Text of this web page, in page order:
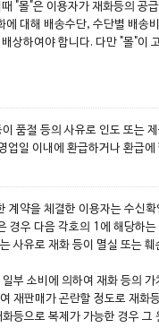
"몰"은 이용자가 재화등의 공
에 대해 배송수단, 수단별 배
상하여야 합니다. 다만 "몰"이
품절 등의 사유로 인도 또는
업일 이내에 환급하거나 환급에
계약을 체결한 이용자는 수신
경우 다음 각호의 1에 해당하
사유로 재화 등이 멸실 또는
부 소비에 의하여 재화 등의
재판매가 곤란할 정도로 재화
등으로 복제가 가능한 경우 그